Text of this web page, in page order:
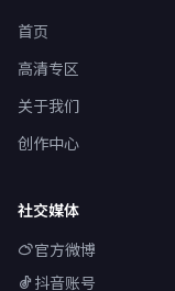
首页
高清专区
关于我们
创作中心
社交媒体
官方微博
抖音账号